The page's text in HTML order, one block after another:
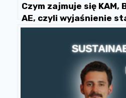
Czym zajmuje się KAM,
AE, czyli wyjaśnienie
biznesowych